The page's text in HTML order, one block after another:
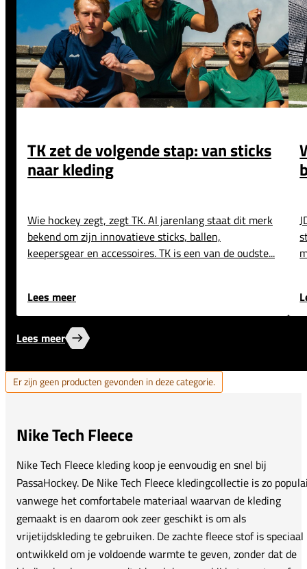
TK zet de volgende stap: van sticks
naar kleding
Wie hockey zegt, zegt TK. Al jarenlang staat dit merk
bekend om zijn innovatieve sticks, ballen,
keepersgear en accessoires. TK is een van de oudste...
Lees meer
Lees meer
Er zijn geen producten gevonden in deze categorie.
Nike Tech Fleece
Nike Tech Fleece kleding koop je eenvoudig en snel bij
PassaHockey. De Nike Tech Fleece kledingcollectie is zo
vanwege het comfortabele materiaal waarvan de kleding
gemaakt is en daarom ook zeer geschikt is om als
vrijetijdskleding te gebruiken. De zachte fleece stof is speciaal
ontwikkeld om je voldoende warmte te geven, zonder dat de